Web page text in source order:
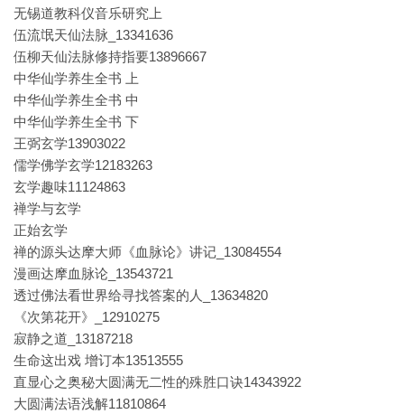
无锡道教科仪音乐研究上
伍流氓天仙法脉_13341636
伍柳天仙法脉修持指要13896667
中华仙学养生全书 上
中华仙学养生全书 中
中华仙学养生全书 下
王弼玄学13903022
儒学佛学玄学12183263
玄学趣味11124863
禅学与玄学
正始玄学
禅的源头达摩大师《血脉论》讲记_13084554
漫画达摩血脉论_13543721
透过佛法看世界给寻找答案的人_13634820
《次第花开》_12910275
寂静之道_13187218
生命这出戏 增订本13513555
直显心之奥秘大圆满无二性的殊胜口诀14343922
大圆满法语浅解11810864